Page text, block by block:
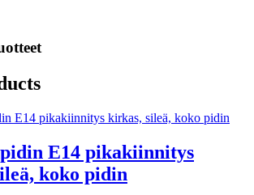
E14 pikakiinnitys
koko pidin